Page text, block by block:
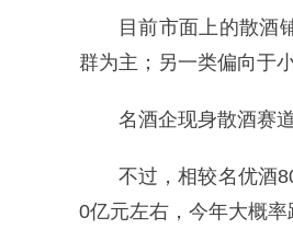
目前市面上的散酒
群为主；另一类偏向于
名酒企现身散酒赛
不过，相较名优酒
0亿元左右，今年大概率